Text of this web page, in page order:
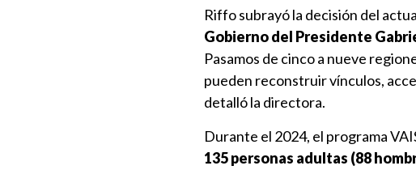
Riffo subrayó la decisión del
Gobierno del Presidente
Pasamos de cinco a nueve
pueden reconstruir vínculos,
detalló la directora.
Durante el 2024, el programa
135 personas adultas (88